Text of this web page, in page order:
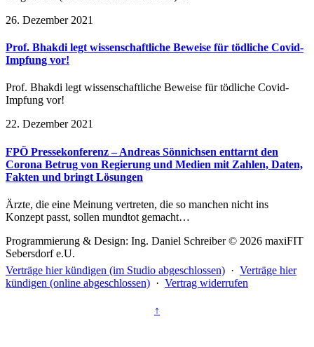
26. Dezember 2021
Prof. Bhakdi legt wissenschaftliche Beweise für tödliche Covid-
Impfung vor!
Prof. Bhakdi legt wissenschaftliche Beweise für tödliche Covid-
Impfung vor!
22. Dezember 2021
FPÖ Pressekonferenz – Andreas Sönnichsen enttarnt den
Corona Betrug von Regierung und Medien mit Zahlen, Daten,
Fakten und bringt Lösungen
Ärzte, die eine Meinung vertreten, die so manchen nicht ins
Konzept passt, sollen mundtot gemacht…
Programmierung & Design: Ing. Daniel Schreiber © 2026 maxiFIT
Sebersdorf e.U.
Verträge hier kündigen (im Studio abgeschlossen) · Verträge hier
kündigen (online abgeschlossen) · Vertrag widerrufen
↑